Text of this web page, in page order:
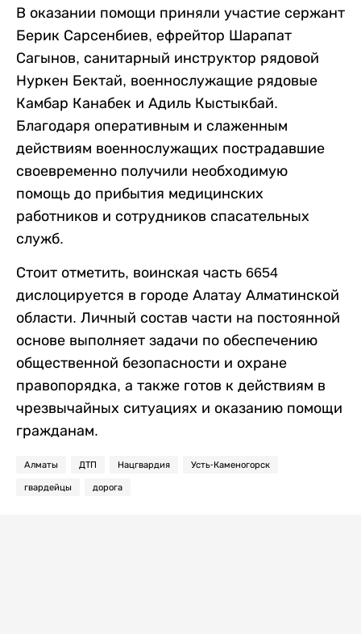
В оказании помощи приняли участие сержант
Берик Сарсенбиев, ефрейтор Шарапат
Сагынов, санитарный инструктор рядовой
Нуркен Бектай, военнослужащие рядовые
Камбар Канабек и Адиль Кыстыкбай.
Благодаря оперативным и слаженным
действиям военнослужащих пострадавшие
своевременно получили необходимую
помощь до прибытия медицинских
работников и сотрудников спасательных
служб.
Стоит отметить, воинская часть 6654
дислоцируется в городе Алатау Алматинской
области. Личный состав части на постоянной
основе выполняет задачи по обеспечению
общественной безопасности и охране
правопорядка, а также готов к действиям в
чрезвычайных ситуациях и оказанию помощи
гражданам.
Алматы ДТП Нацгвардия Усть-Каменогорск
гвардейцы дорога